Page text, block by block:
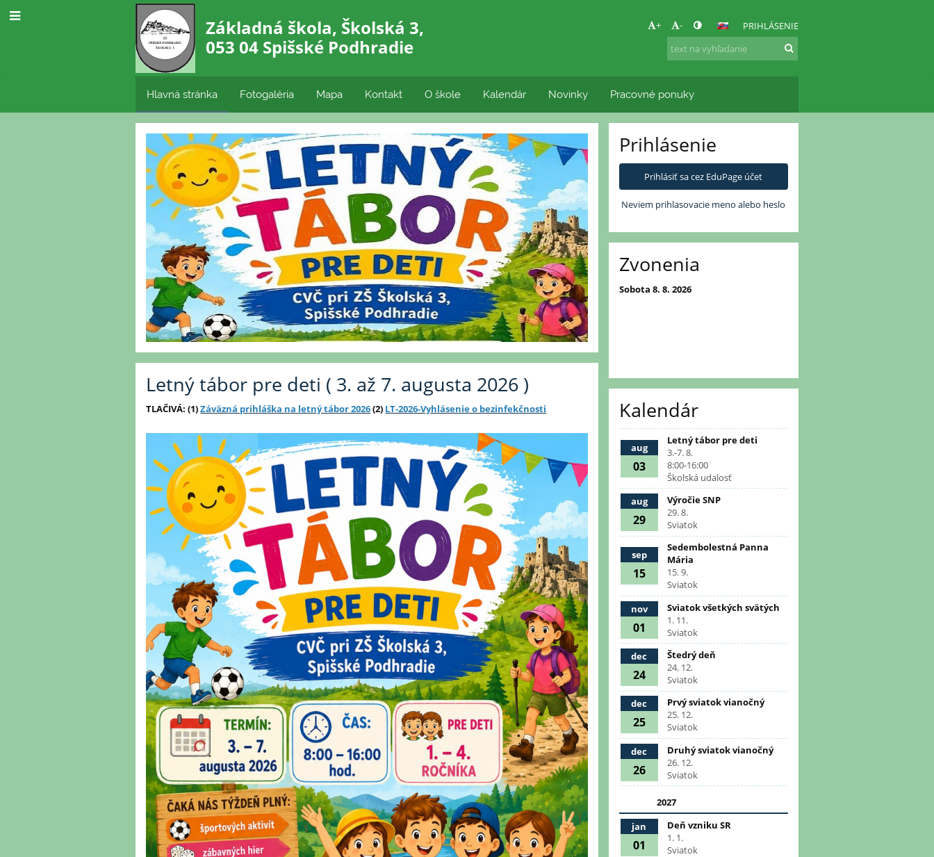
Základná škola, Školská 3,
053 04 Spišské Podhradie
+ - PRIHLÁSENIE
Hlavná stránka Fotogaléria Mapa Kontakt O škole Kalendár Novinky Pracovné ponuky
Hlavná
stránka
Letný tábor pre deti ( 3. až 7. augusta 2026 )
TLAČIVÁ: (1)Záväzná prihláška na letný tábor 2026(2) LT-2026-Vyhlásenie o bezinfekčnosti
Prihlásenie
Prihlásiť sa cez EduPage účet
Neviem prihlasovacie meno alebo heslo
Zvonenia
Sobota 8. 8. 2026
Kalendár
aug
03
Letný tábor pre deti
3.-7. 8.
8:00-16:00
Školská udalosť
aug
29
Výročie SNP
29. 8.
Sviatok
sep
15
Sedembolestná Panna
Mária
15. 9.
Sviatok
nov
01
Sviatok všetkých svätých
1. 11.
Sviatok
dec
24
Štedrý deň
24. 12.
Sviatok
dec
25
Prvý sviatok vianočný
25. 12.
Sviatok
dec
26
Druhý sviatok vianočný
26. 12.
Sviatok
2027
jan
01
Deň vzniku SR
1. 1.
Sviatok